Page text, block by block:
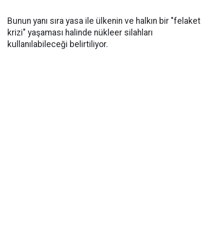
Bunun yanı sıra yasa ile ülkenin ve halkın bir "felaket
krizi" yaşaması halinde nükleer silahları
kullanılabileceği belirtiliyor.